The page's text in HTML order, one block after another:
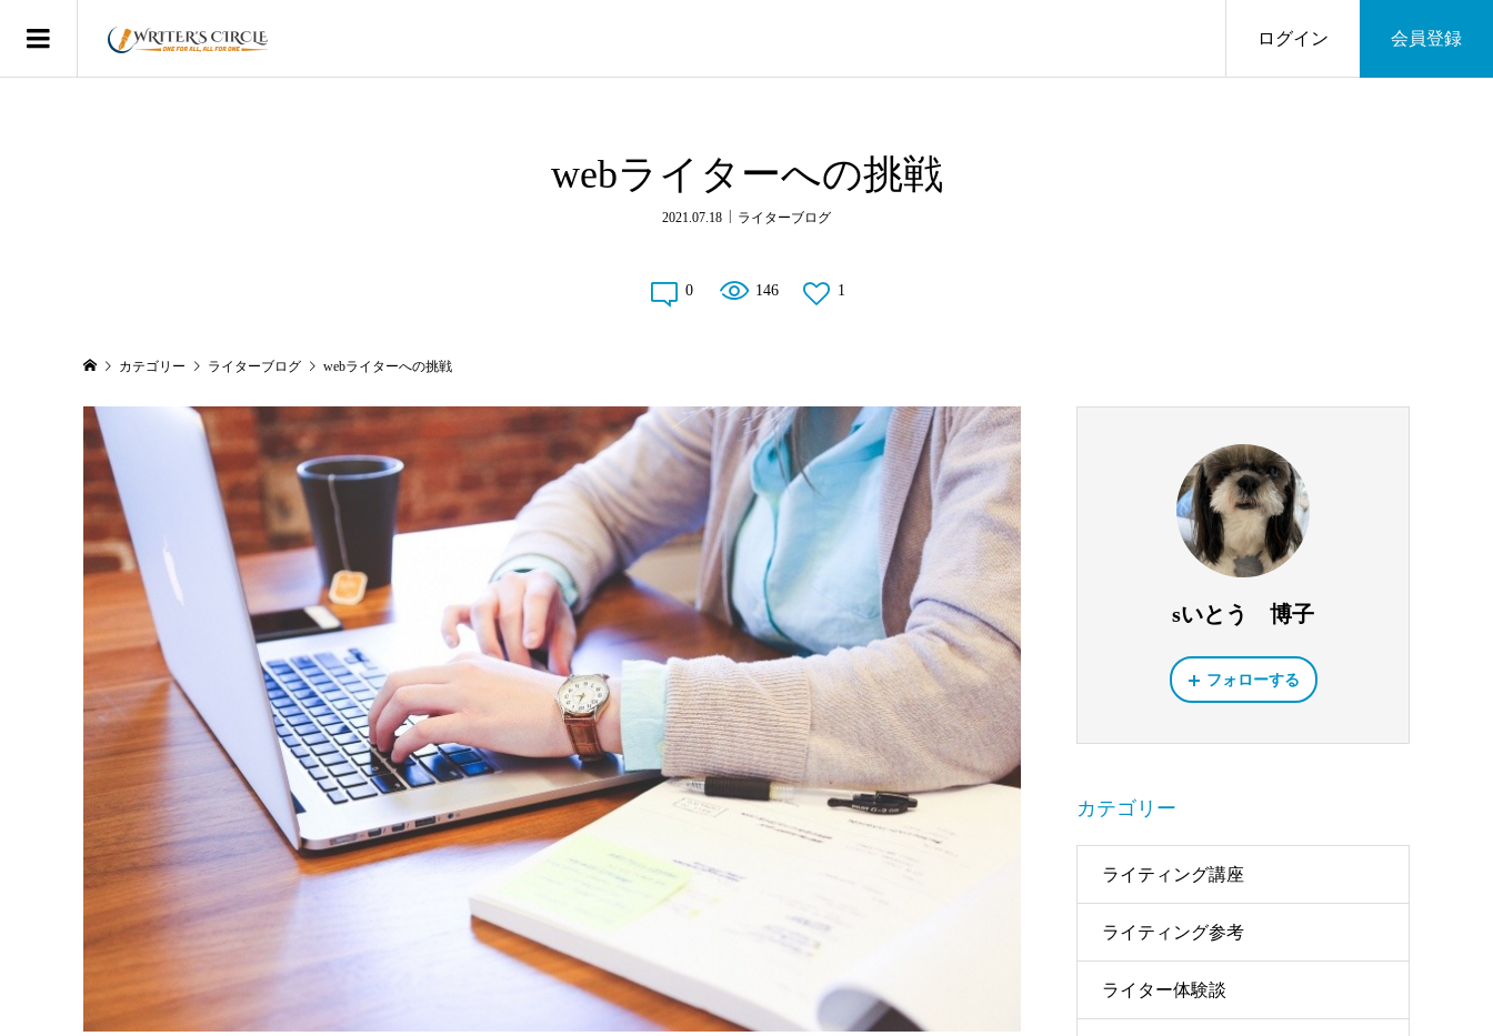
ログイン 会員登録
webライターへの挑戦
2021.07.18 ライターブログ
0 146 1
カテゴリー ライターブログ webライターへの挑戦
sいとう 博子
フォローする
カテゴリー
ライティング講座
ライティング参考
ライター体験談